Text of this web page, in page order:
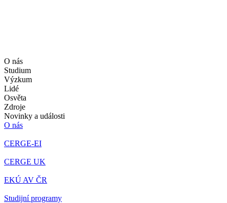
O nás
Studium
Výzkum
Lidé
Osvěta
Zdroje
Novinky a události
O nás
CERGE-EI
CERGE UK
EKÚ AV ČR
Studijní programy